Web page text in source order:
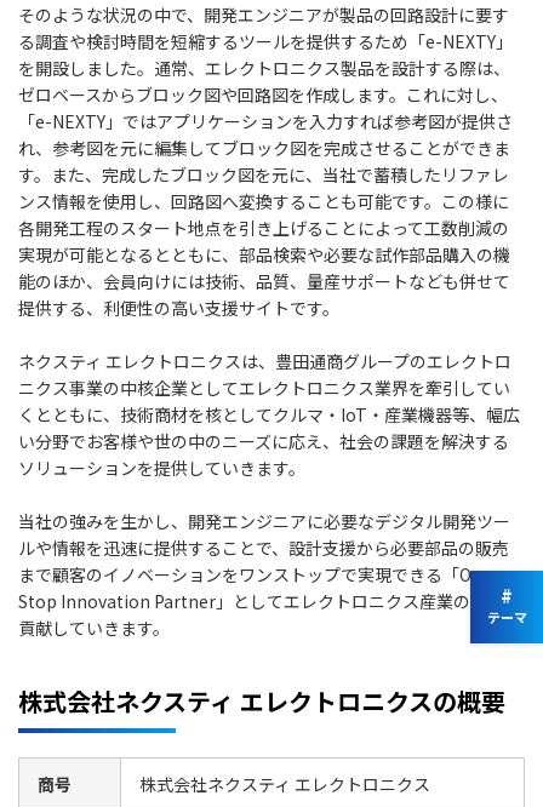
そのような状況の中で、開発エンジニアが製品の回路設計に要す
る調査や検討時間を短縮するツールを提供するため「e-NEXTY」
を開設しました。通常、エレクトロニクス製品を設計する際は、
ゼロベースからブロック図や回路図を作成します。これに対し、
「e-NEXTY」ではアプリケーションを入力すれば参考図が提供さ
れ、参考図を元に編集してブロック図を完成させることができま
す。また、完成したブロック図を元に、当社で蓄積したリファレ
ンス情報を使用し、回路図へ変換することも可能です。この様に
各開発工程のスタート地点を引き上げることによって工数削減の
実現が可能となるとともに、部品検索や必要な試作部品購入の機
能のほか、会員向けには技術、品質、量産サポートなども併せて
提供する、利便性の高い支援サイトです。
ネクスティ エレクトロニクスは、豊田通商グループのエレクトロ
ニクス事業の中核企業としてエレクトロニクス業界を牽引してい
くとともに、技術商材を核としてクルマ・IoT・産業機器等、幅広
い分野でお客様や世の中のニーズに応え、社会の課題を解決する
ソリューションを提供していきます。
当社の強みを生かし、開発エンジニアに必要なデジタル開発ツー
ルや情報を迅速に提供することで、設計支援から必要部品の販売
まで顧客のイノベーションをワンストップで実現できる「One
Stop Innovation Partner」としてエレクトロニクス産業の発展に
貢献していきます。
株式会社ネクスティ エレクトロニクスの概要
商号 株式会社ネクスティ エレクトロニクス
#
テーマ